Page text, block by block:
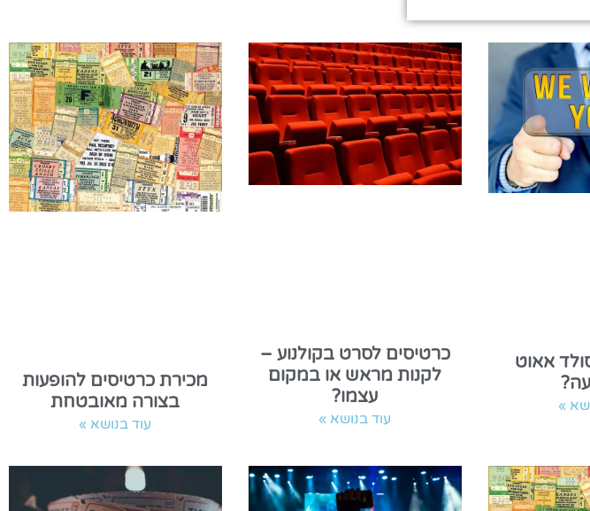
אאוט
»
כרטיסים לסרט בקולנוע –
לקנות מראש או במקום
עצמו?
עוד בנושא »
מכירת כרטיסים להופעות
בצורה מאובטחת
עוד בנושא »